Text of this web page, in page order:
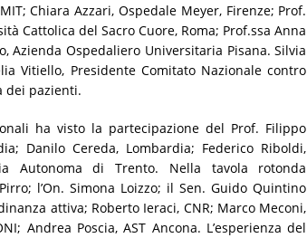
Chiara Azzari, Ospedale Meyer, Firenze; Prof.
Cattolica del Sacro Cuore, Roma; Prof.ssa Anna
Azienda Ospedaliero Universitaria Pisana. Silvia
Vitiello, Presidente Comitato Nazionale contro
dei pazienti.
ha visto la partecipazione del Prof. Filippo
Danilo Cereda, Lombardia; Federico Riboldi,
Autonoma di Trento. Nella tavola rotonda
l’On. Simona Loizzo; il Sen. Guido Quintino
attiva; Roberto Ieraci, CNR; Marco Meconi,
Andrea Poscia, AST Ancona. L’esperienza del